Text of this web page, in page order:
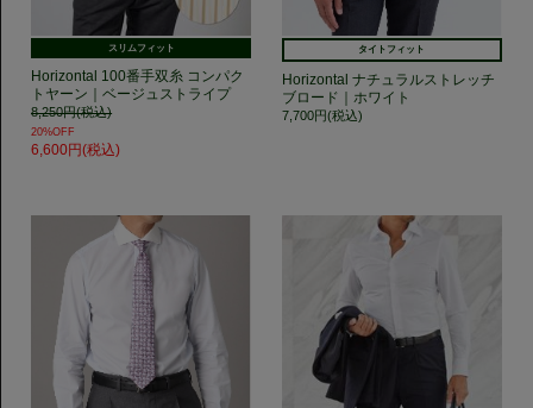
スリムフィット
Horizontal 100番手双糸 コンパク
トヤーン｜ベージュストライプ
8,250円(税込)
20%OFF
6,600円(税込)
タイトフィット
Horizontal ナチュラルストレッチ
ブロード｜ホワイト
7,700円(税込)